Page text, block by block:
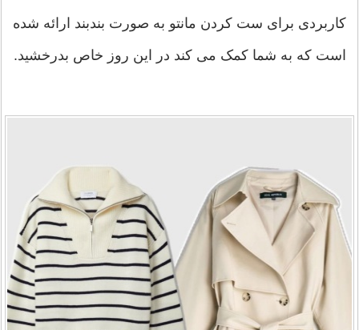
کاربردی برای ست کردن مانتو به صورت بندبند ارائه شده
است که به شما کمک می کند در این روز خاص بدرخشید.